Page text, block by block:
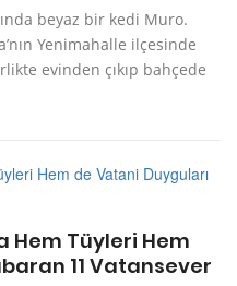
beyaz bir kedi Muro.
Yenimahalle ilçesinde
evinden çıkıp bahçede
Hem Tüyleri Hem
11 Vatansever